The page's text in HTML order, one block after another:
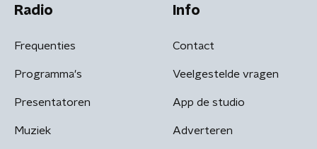
Radio
Frequenties
Programma's
Presentatoren
Muziek
Info
Contact
Veelgestelde vragen
App de studio
Adverteren